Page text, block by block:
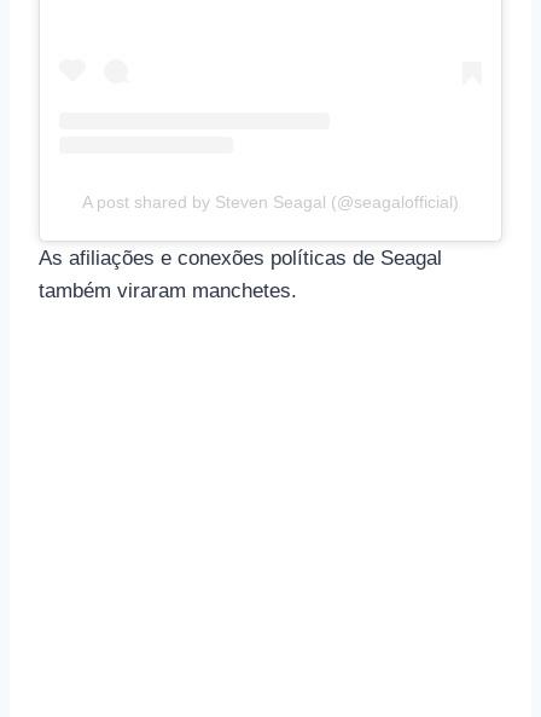
A post shared by Steven Seagal (@seagalofficial)
As afiliações e conexões políticas de Seagal
também viraram manchetes.